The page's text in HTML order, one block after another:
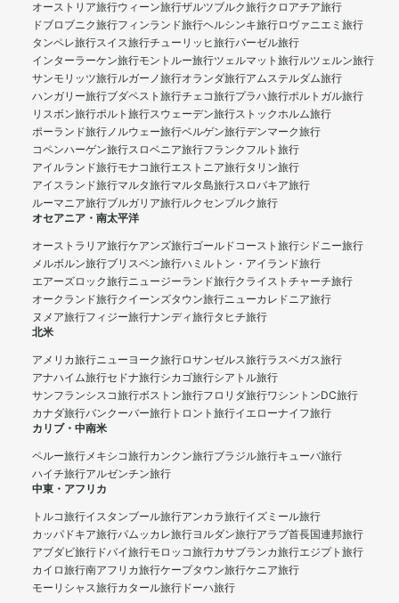
オーストリア旅行ウィーン旅行ザルツブルク旅行クロアチア旅行
ドブロブニク旅行フィンランド旅行ヘルシンキ旅行ロヴァニエミ旅行
タンペレ旅行スイス旅行チューリッヒ旅行バーゼル旅行
インターラーケン旅行モントルー旅行ツェルマット旅行ルツェルン旅行
サンモリッツ旅行ルガーノ旅行オランダ旅行アムステルダム旅行
ハンガリー旅行ブダペスト旅行チェコ旅行プラハ旅行ポルトガル旅行
リスボン旅行ポルト旅行スウェーデン旅行ストックホルム旅行
ポーランド旅行ノルウェー旅行ベルゲン旅行デンマーク旅行
コペンハーゲン旅行スロベニア旅行フランクフルト旅行
アイルランド旅行モナコ旅行エストニア旅行タリン旅行
アイスランド旅行マルタ旅行マルタ島旅行スロバキア旅行
ルーマニア旅行ブルガリア旅行ルクセンブルク旅行
オセアニア・南太平洋
オーストラリア旅行ケアンズ旅行ゴールドコースト旅行シドニー旅行
メルボルン旅行ブリスベン旅行ハミルトン・アイランド旅行
エアーズロック旅行ニュージーランド旅行クライストチャーチ旅行
オークランド旅行クイーンズタウン旅行ニューカレドニア旅行
ヌメア旅行フィジー旅行ナンディ旅行タヒチ旅行
北米
アメリカ旅行ニューヨーク旅行ロサンゼルス旅行ラスベガス旅行
アナハイム旅行セドナ旅行シカゴ旅行シアトル旅行
サンフランシスコ旅行ボストン旅行フロリダ旅行ワシントンDC旅行
カナダ旅行バンクーバー旅行 トロント旅行イエローナイフ旅行
カリブ・中南米
ペルー旅行メキシコ旅行カンクン旅行ブラジル旅行キューバ旅行
ハイチ旅行アルゼンチン旅行
中東・アフリカ
トルコ旅行イスタンブール旅行アンカラ旅行イズミール旅行
カッパドキア旅行パムッカレ旅行ヨルダン旅行アラブ首長国連邦旅行
アブダビ旅行 ドバイ旅行モロッコ旅行カサブランカ旅行エジプト旅行
カイロ旅行南アフリカ旅行ケープタウン旅行ケニア旅行
モーリシャス旅行カタール旅行 ドーハ旅行